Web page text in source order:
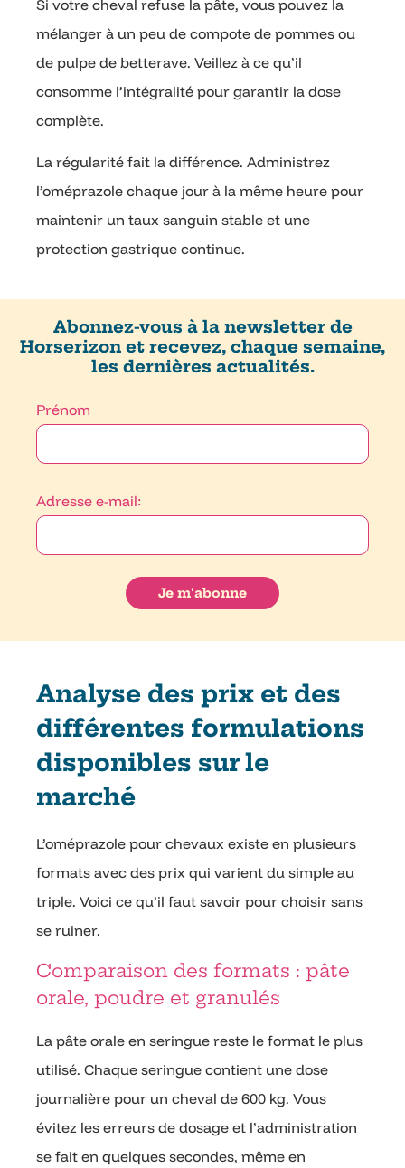
Si votre cheval refuse la pâte, vous pouvez la
mélanger à un peu de compote de pommes ou
de pulpe de betterave. Veillez à ce qu’il
consomme l’intégralité pour garantir la dose
complète.
La régularité fait la différence. Administrez
l’oméprazole chaque jour à la même heure pour
maintenir un taux sanguin stable et une
protection gastrique continue.
Abonnez-vous à la newsletter de
Horserizon et recevez, chaque semaine,
les dernières actualités.
Prénom
Adresse e-mail:
Analyse des prix et des
différentes formulations
disponibles sur le
marché
L’oméprazole pour chevaux existe en plusieurs
formats avec des prix qui varient du simple au
triple. Voici ce qu’il faut savoir pour choisir sans
se ruiner.
Comparaison des formats : pâte
orale, poudre et granulés
La pâte orale en seringue reste le format le plus
utilisé. Chaque seringue contient une dose
journalière pour un cheval de 600 kg. Vous
évitez les erreurs de dosage et l’administration
se fait en quelques secondes, même en